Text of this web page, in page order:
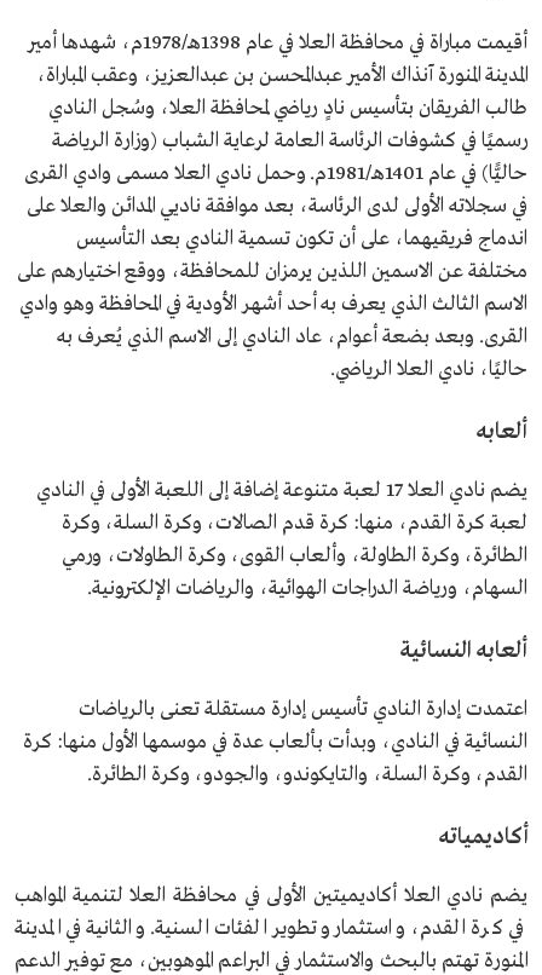
أقيمت مباراة في محافظة العلا في عام 1398هـ/1978م، شهدها أمير
المدينة المنورة آنذاك الأمير عبدالمحسن بن عبدالعزيز، وعقب المباراة،
طالب الفريقان بتأسيس نادٍ رياضي لمحافظة العلا، وسُجل النادي
رسميًا في كشوفات الرئاسة العامة لرعاية الشباب (وزارة الرياضة
حاليًّا) في عام 1401هـ/1981م. وحمل نادي العلا مسمى وادي القرى
في سجلاته الأولى لدى الرئاسة، بعد موافقة ناديي المدائن والعلا على
اندماج فريقيهما، على أن تكون تسمية النادي بعد التأسيس
مختلفة عن الاسمين اللذين يرمزان للمحافظة، ووقع اختيارهم على
الاسم الثالث الذي يعرف به أحد أشهر الأودية في المحافظة وهو وادي
القرى. وبعد بضعة أعوام، عاد النادي إلى الاسم الذي يُعرف به
حاليًا، نادي العلا الرياضي.
ألعابه
يضم نادي العلا 17 لعبة متنوعة إضافة إلى اللعبة الأولى في النادي
لعبة كرة القدم، منها: كرة قدم الصالات، وكرة السلة، وكرة
الطائرة، وكرة الطاولة، وألعاب القوى، وكرة الطاولات، ورمي
السهام، ورياضة الدراجات الهوائية، والرياضات الإلكترونية.
ألعابه النسائية
اعتمدت إدارة النادي تأسيس إدارة مستقلة تعنى بالرياضات
النسائية في النادي، وبدأت بألعاب عدة في موسمها الأول منها: كرة
القدم، وكرة السلة، والتايكوندو، والجودو، وكرة الطائرة.
أكاديمياته
يضم نادي العلا أكاديميتين الأولى في محافظة العلا لتنمية المواهب
في كرة القدم، واستثمار وتطوير الفئات السنية. والثانية في المدينة
المنورة تهتم بالبحث والاستثمار في البراعم الموهوبين، مع توفير الدعم